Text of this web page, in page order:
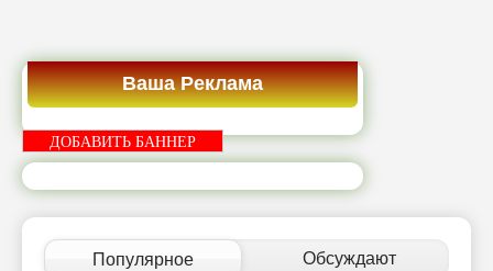
Ваша Реклама
ДОБАВИТЬ БАННЕР
Популярное Обсуждают